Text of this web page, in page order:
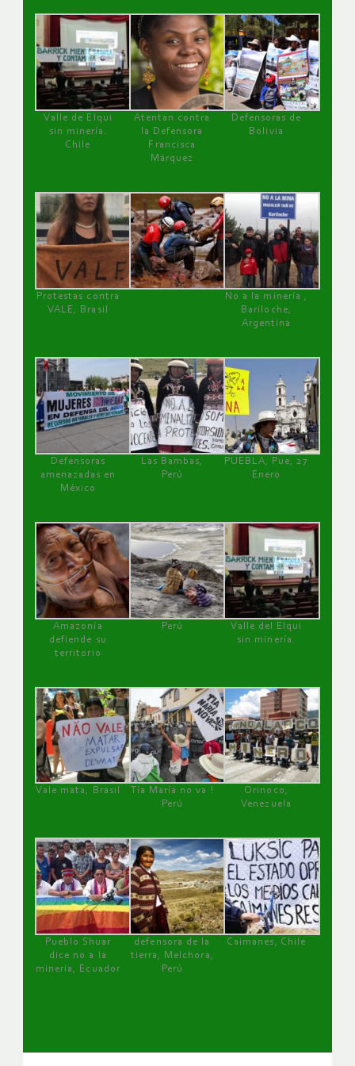
Valle de Elqui
sin minería.
Chile
Atentan contra
la Defensora
Francisca
Márquez
Defensoras de
Bolivia
Protestas contra
VALE, Brasil
No a la minería ,
Bariloche,
Argentina
Defensoras
amenazadas en
México
Las Bambas,
Perú
PUEBLA, Pue, 27
Enero
Amazonía
defiende su
territorio
Perú
Valle del Elqui
sin minería.
Vale mata, Brasil
Tía María no va !
Perú
Orinoco,
Venezuela
Pueblo Shuar
dice no a la
minería, Ecuador
defensora de la
tierra, Melchora,
Perú
Caimanes, Chile